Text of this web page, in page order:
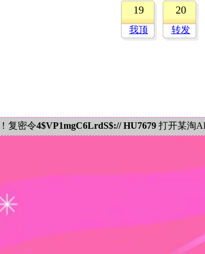
19
我顶
20
转发
复密令4$VP1mgC6LrdS$:// HU7679 打开某淘